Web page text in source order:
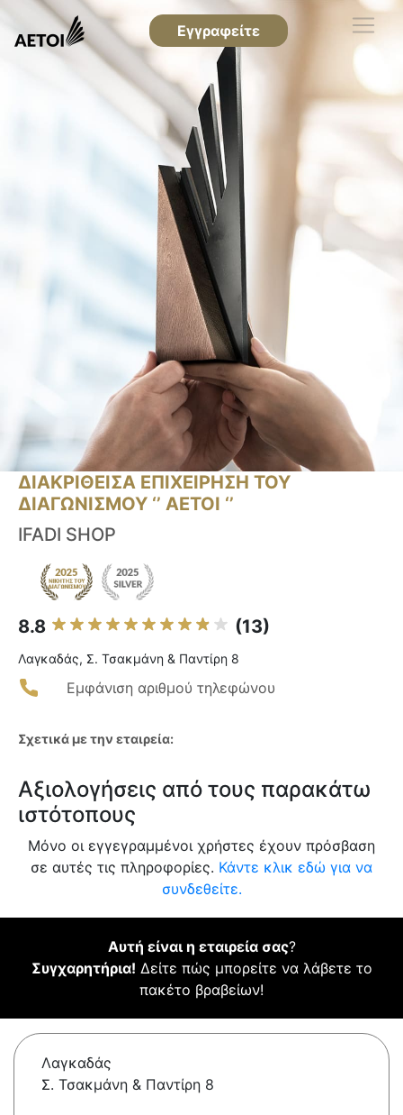
Εγγραφείτε
ΔΙΑΚΡΙΘΕΙΣΑ ΕΠΙΧΕΙΡΗΣΗ ΤΟΥ
ΔΙΑΓΩΝΙΣΜΟΥ ‘’ ΑΕΤΟΙ ‘’
IFADI SHOP
8.8 (13)
Λαγκαδάς, Σ. Τσακμάνη & Παντίρη 8
Εμφάνιση αριθμού τηλεφώνου
Σχετικά με την εταιρεία:
Αξιολογήσεις από τους παρακάτω
ιστότοπους
Μόνο οι εγγεγραμμένοι χρήστες έχουν πρόσβαση
σε αυτές τις πληροφορίες. Κάντε κλικ εδώ για να
συνδεθείτε.
Αυτή είναι η εταιρεία σας?
Συγχαρητήρια! Δείτε πώς μπορείτε να λάβετε το
πακέτο βραβείων!
Λαγκαδάς
Σ. Τσακμάνη & Παντίρη 8